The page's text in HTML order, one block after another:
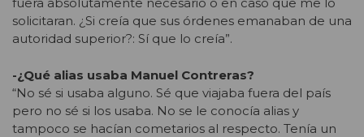
solicitaran. ¿Si creía que sus órdenes emanaban de una
autoridad superior?: Sí que lo creía”.
-¿Qué alias usaba Manuel Contreras?
“No sé si usaba alguno. Sé que viajaba fuera del país
pero no sé si los usaba. No se le conocía alias y
tampoco se hacían cometarios al respecto. Tenía un